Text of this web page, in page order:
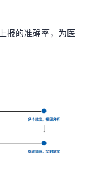
报的准确率，为医